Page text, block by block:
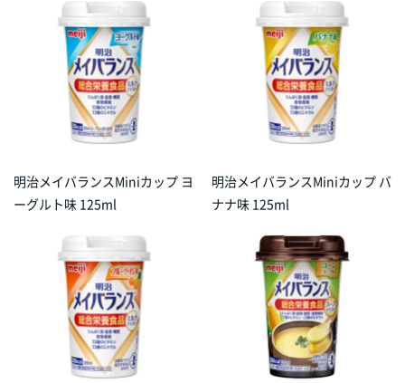
明治メイバランスMiniカップ ヨ
ーグルト味 125ml
明治メイバランスMiniカップ バ
ナナ味 125ml